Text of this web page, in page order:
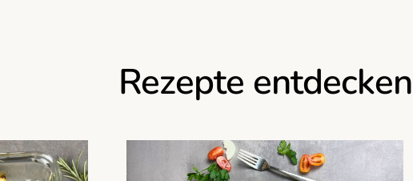
Rezepte entdecken